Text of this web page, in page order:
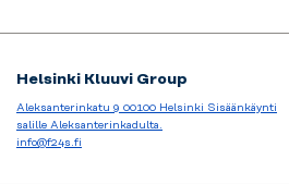
Helsinki Kluuvi Group
Aleksanterinkatu 9 00100 Helsinki Sisäänkäynti
salille Aleksanterinkadulta.
info@f24s.fi